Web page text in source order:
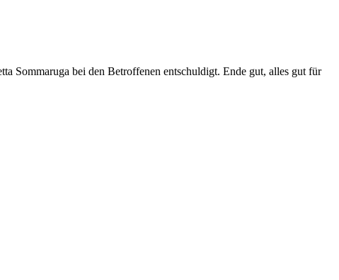
Sommaruga bei den Betroffenen entschuldigt. Ende gut, alles gut für